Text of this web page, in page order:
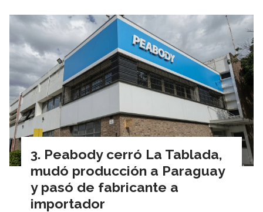
Peabody cerró La Tablada,
mudó producción a Paraguay
y pasó de fabricante a
importador